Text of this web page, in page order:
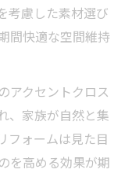
考慮した素材選び
間快適な空間維持
アクセントクロス
、家族が自然と集
フォームは見た目
を高める効果が期